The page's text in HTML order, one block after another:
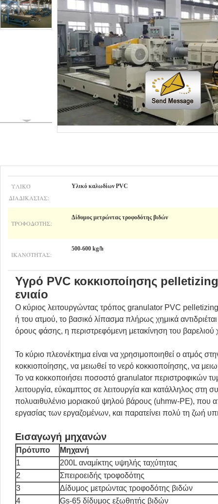
ΥΛΙΚΌ
ΔΙΑΔΙΚΑΣΊΑΣ:
Υλικό καλωδίων PVC
ΤΡΟΦΟΔΌΤΗΣ:
Δίδυμος μετρώντας τροφοδότης βιδών
ΙΚΑΝΌΤΗΤΑΣ:
500-600 kg/h
Υγρό PVC κοκκιοποίησης
ενιαίο
Ο κύριος λειτουργώντας τρόπος granulator PVC
ή του ατμού, το βασικό λίπασμα πλήρως χημικά
όρους φάσης, η περιστρεφόμενη μετακίνηση του βαρελιού
Το κύριο πλεονέκτημα είναι να χρησιμοποιηθεί ο ατμός
κοκκιοποίησης, να μειωθεί το νερό κοκκιοποίησης, να
Το να κοκκοποιήσει ποσοστό granulator περιστροφικών
λειτουργία, εύκαμπτος σε λειτουργία και κατάλληλος
πολυαιθυλένιο μοριακού ψηλού βάρους (uhmw-PE), που
εργασίας των εργαζομένων, και παρατείνει πολύ τη ζωή
Εισαγωγή μηχανών
Πρότυπο
Μηχανή
1
200L αναμίκτης υψηλής ταχύτητας
2
Σπειροειδής τροφοδότης
3
Δίδυμος μετρώντας τροφοδότης βιδών
4
Gs-65 δίδυμος εξωθητής βιδών